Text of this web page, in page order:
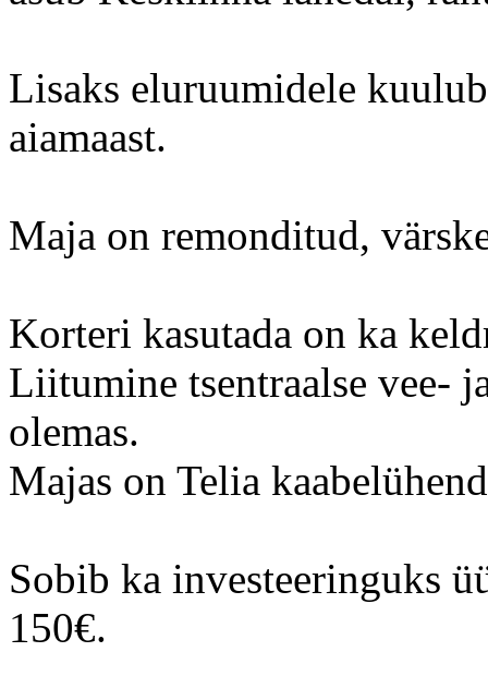
Lisaks eluruumidele
aiamaast.
Maja on remonditud,
Korteri kasutada on ka
Liitumine tsentraalse vee-
olemas.
Majas on Telia
Sobib ka investeeringuks
150€.